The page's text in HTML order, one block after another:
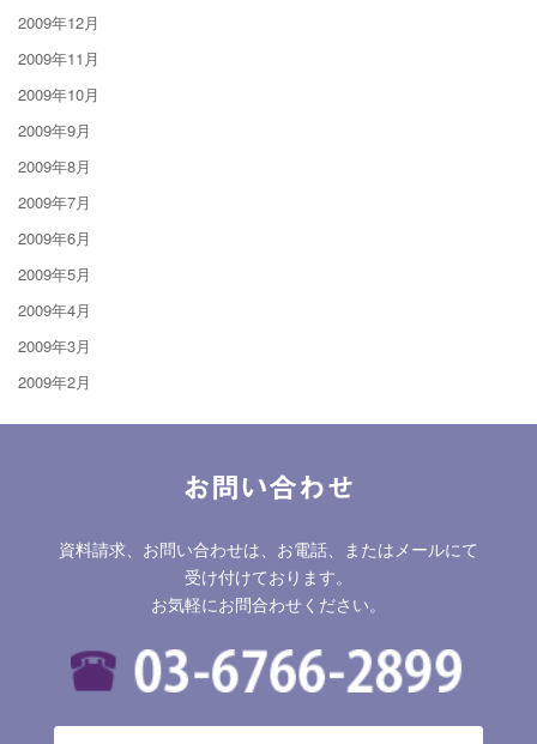
2009年12月
2009年11月
2009年10月
2009年9月
2009年8月
2009年7月
2009年6月
2009年5月
2009年4月
2009年3月
2009年2月
お問い合わせ
資料請求、お問い合わせは、お電話、またはメールにて
受け付けております。
お気軽にお問合わせください。